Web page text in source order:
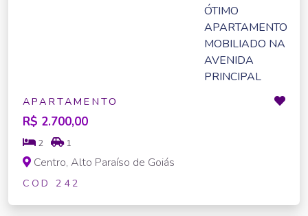
APARTAMENTO
R$ 2.700,00
2 1
Centro, Alto Paraíso de Goiás
COD 242